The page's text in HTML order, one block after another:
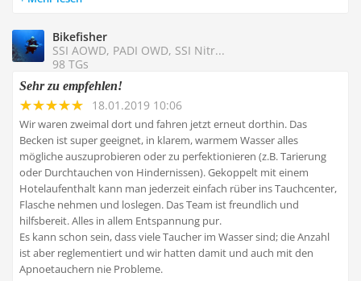
Bikefisher
SSI AOWD, PADI OWD, SSI Nitr...
98 TGs
Sehr zu empfehlen!
18.01.2019 10:06
Wir waren zweimal dort und fahren jetzt erneut dorthin. Das
Becken ist super geeignet, in klarem, warmem Wasser alles
mögliche auszuprobieren oder zu perfektionieren (z.B. Tarierung
oder Durchtauchen von Hindernissen). Gekoppelt mit einem
Hotelaufenthalt kann man jederzeit einfach rüber ins Tauchcenter,
Flasche nehmen und loslegen. Das Team ist freundlich und
hilfsbereit. Alles in allem Entspannung pur.
Es kann schon sein, dass viele Taucher im Wasser sind; die Anzahl
ist aber reglementiert und wir hatten damit und auch mit den
Apnoetauchern nie Probleme.